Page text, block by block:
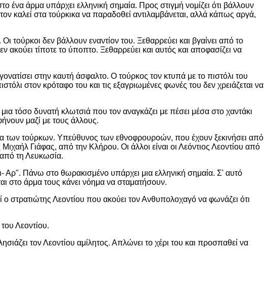
ένα άρμα υπάρχει ελληνική σημαία. Προς στιγμή νομίζει ότι βάλλουν
καλεί στα τούρκικα να παραδοθεί αντιλαμβάνεται, αλλά κάπως αργά,
τούρκοι δεν βάλλουν εναντίον του. Ξεθαρρεύει και βγαίνει από το
τίποτε το ύποπτο. Ξεθαρρεύει και αυτός και αποφασίζει να
στην καυτή άσφαλτο. Ο τούρκος τον κτυπά με το πιστόλι του
στον κρόταφο του και τις εξαγριωμένες φωνές του δεν χρειάζεται να
τόσο δυνατή κλωτσιά που τον αναγκάζει με πέσει μέσα στο χαντάκι
μαζί με τους άλλους.
των τούρκων. Υπεύθυνος των εθνοφρουροών, που έχουν ξεκινήσει από
Γιάφας, από την Κλήρου. Οι άλλοι είναι οι Λεόντιος Λεοντίου από
τη Λευκωσία.
Αρ". Πάνω στο θωρακισμένο υπάρχει μια ελληνική σημαία. Σ' αυτό
στο άρμα τους κάνει νόημα να σταματήσουν.
στρατιώτης Λεοντίου που ακούει τον Ανθυπολοχαγό να φωνάζει ότι
Λεοντίου.
τον Λεοντίου αμίλητος. Απλώνει το χέρι του και προσπαθεί να